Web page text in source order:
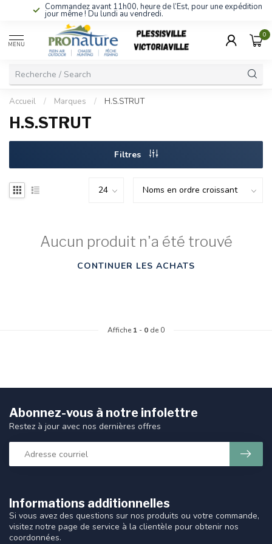
Commandez avant 11h00, heure de l’Est, pour une expédition le
jour même ! Du lundi au vendredi.
MENU
0
Accueil / Marques / H.S.STRUT
H.S.STRUT
Filtres
Aucun produit n'a été trouvé
CONTINUER LES ACHATS
Affiche 1 - 0 de 0
Informations additionnelles
Si vous avez des questions sur nos produits ou votre commande,
visitez notre page de service à la clientèle pour obtenir nos
coordonnées.
Abonnez-vous à notre infolettre
Restez à jour avec nos dernières offres